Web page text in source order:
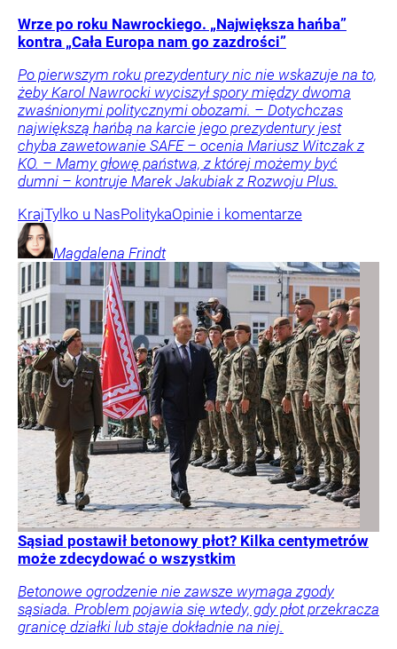
Wrze po roku Nawrockiego. „Największa hańba”
kontra „Cała Europa nam go zazdrości”
Po pierwszym roku prezydentury nic nie wskazuje na to,
żeby Karol Nawrocki wyciszył spory między dwoma
zwaśnionymi politycznymi obozami. – Dotychczas
największą hańbą na karcie jego prezydentury jest
chyba zawetowanie SAFE – ocenia Mariusz Witczak z
KO. – Mamy głowę państwa, z której możemy być
dumni – kontruje Marek Jakubiak z Rozwoju Plus.
KrajTylko u NasPolitykaOpinie i komentarze
Magdalena Frindt
Sąsiad postawił betonowy płot? Kilka centymetrów
może zdecydować o wszystkim
Betonowe ogrodzenie nie zawsze wymaga zgody
sąsiada. Problem pojawia się wtedy, gdy płot przekracza
granicę działki lub staje dokładnie na niej.